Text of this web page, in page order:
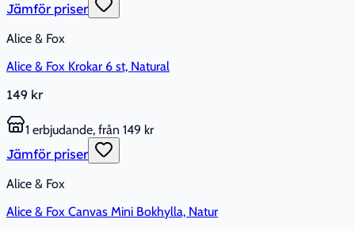
Jämför priser
Alice & Fox
Alice & Fox Krokar 6 st, Natural
149 kr
1 erbjudande, från 149 kr
Jämför priser
Alice & Fox
Alice & Fox Canvas Mini Bokhylla, Natur